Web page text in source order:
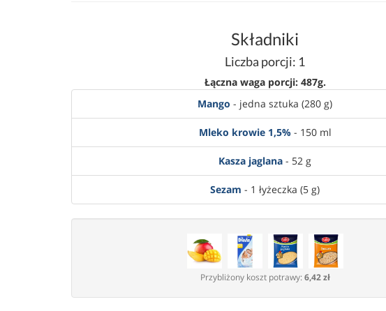
Składniki
Liczba porcji: 1
Łączna waga porcji: 487g.
Mango - jedna sztuka (280 g)
Mleko krowie 1,5%- 150 ml
Kasza jaglana - 52 g
Sezam - 1 łyżeczka (5 g)
Przybliżony koszt potrawy:6,42 zł